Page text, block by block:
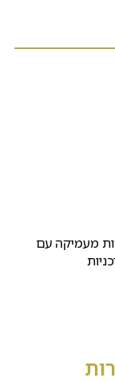
מעמיקה עם